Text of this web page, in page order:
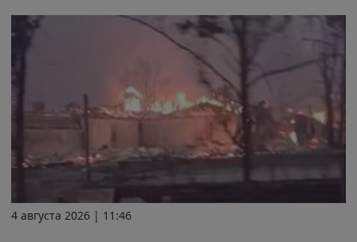
4 августа 2026 | 11:46